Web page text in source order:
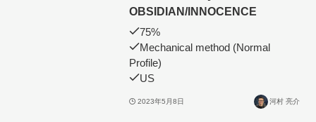
OBSIDIAN/INNOCENCE
75%
Mechanical method (Normal
Profile)
US
2023年5月8日 河村 亮介